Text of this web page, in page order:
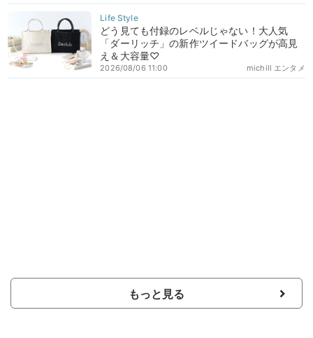
どう見ても付録のレベルじゃない！大人気
「ダーリッチ」の新作ツイードバッグが高見
え＆大容量♡
michill エンタメ
2026/08/06 11:00
もっと見る